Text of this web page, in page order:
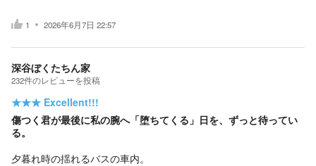
1 2026年6月7日 22:57
深谷ぼくたちん家
232件のレビューを投稿
★★★ Excellent!!!
傷つく君が最後に私の腕へ「堕ちてくる」日を、ずっと待ってい
る。
夕暮れ時の揺れるバスの車内。